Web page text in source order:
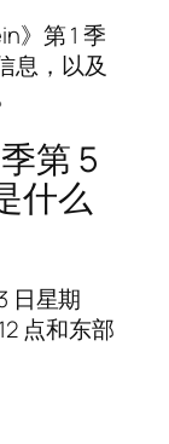
》第 1 季
息，以及
第 5
什么
日星期
点和东部